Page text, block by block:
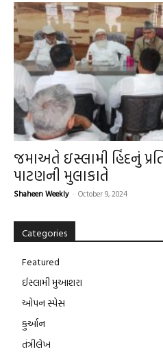
જમાઅતે ઇસ્લામી હિંદનું
પાટણની મુલાકાતે
Shaheen Weekly - October 9, 2024
Categories
Featured
ઈસ્લામી મુઆશરા
ઓપન સ્પેસ
કુર્આન
તંત્રીલેખ